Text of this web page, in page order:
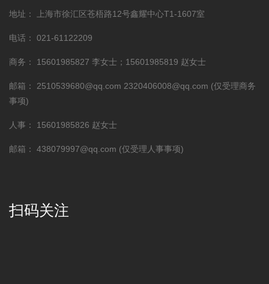
地址： 上海市徐汇区苍梧路12号鑫耀中心T1-1607室
电话： 021-61122209
商务： 15601985827 李女士；15601985819 赵女士
邮箱： 2510539680@qq.com 2320406008@qq.com (仅受理商务
事项)
人事： 15601985826 赵女士
邮箱： 438079997@qq.com (仅受理人事事项)
扫码关注